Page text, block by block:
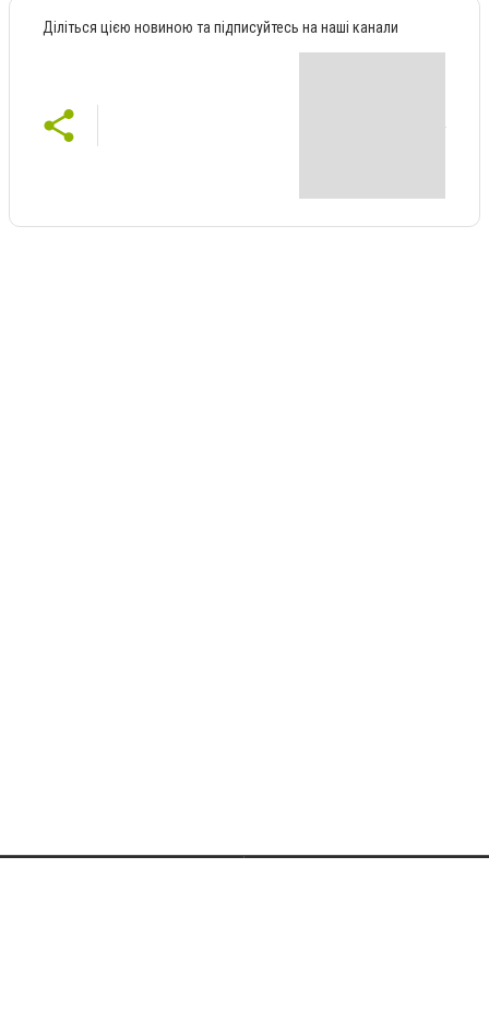
Діліться цією новиною та підписуйтесь на наші канали